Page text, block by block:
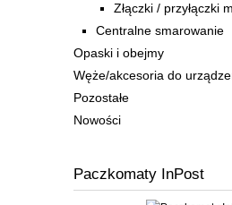
Złączki / przyłączki
Centralne smarowanie
Opaski i obejmy
Węże/akcesoria do
Pozostałe
Nowości
Paczkomaty InPost